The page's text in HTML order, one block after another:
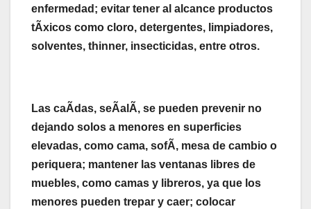
enfermedad; evitar tener al alcance productos
tÃxicos como cloro, detergentes, limpiadores,
solventes, thinner, insecticidas, entre otros.
Las caÃdas, seÃalÃ, se pueden prevenir no
dejando solos a menores en superficies
elevadas, como cama, sofÃ, mesa de cambio o
periquera; mantener las ventanas libres de
muebles, como camas y libreros, ya que los
menores pueden trepar y caer; colocar